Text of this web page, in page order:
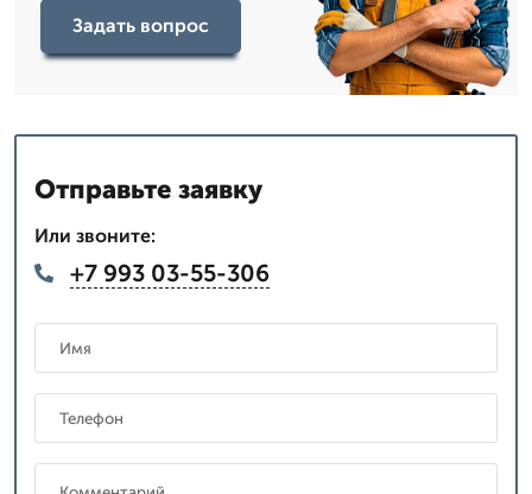
Задать вопрос
Отправьте заявку
Или звоните:
+7 993 03-55-306